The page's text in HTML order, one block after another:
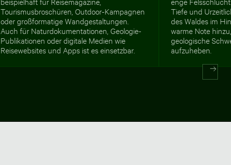
Tourismusbroschüren, Outdoor-Kampagnen
oder großformatige Wandgestaltungen.
Auch für Naturdokumentationen, Geologie-
Publikationen oder digitale Medien wie
Reisewebsites und Apps ist es einsetzbar.
Tiefe und
des Waldes im
warme Note
geologische
aufzuheben.